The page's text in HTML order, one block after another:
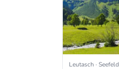
Leutasch · Seefeld